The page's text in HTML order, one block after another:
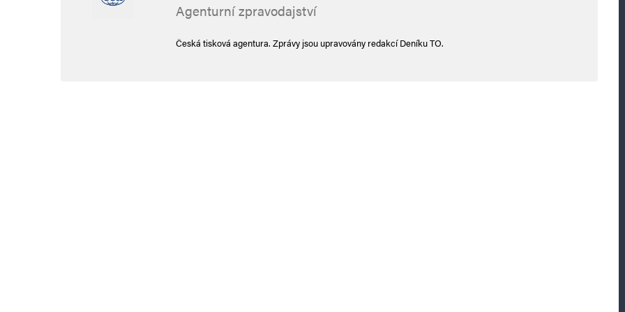
Agenturní zpravodajství
Česká tisková agentura. Zprávy jsou upravovány redakcí Deníku TO.